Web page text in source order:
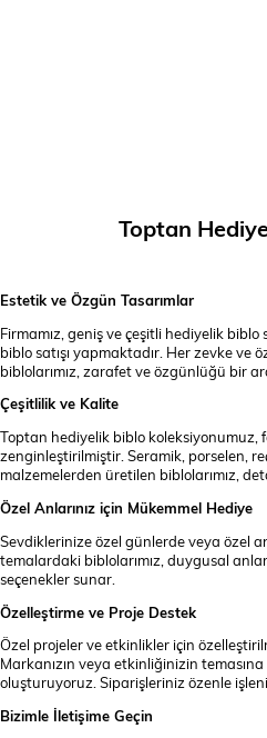
Toptan
Estetik ve Özgün Tasarımlar
Firmamız, geniş ve çeşitli hediyelik
biblo satışı yapmaktadır. Her zevke ve
biblolarımız, zarafet ve özgünlüğü bir
Çeşitlilik ve Kalite
Toptan hediyelik biblo koleksiyonumuz,
zenginleştirilmiştir. Seramik, porselen,
malzemelerden üretilen biblolarımız,
Özel Anlarınız için Mükemmel Hediye
Sevdiklerinize özel günlerde veya özel
temalardaki biblolarımız, duygusal
seçenekler sunar.
Özelleştirme ve Proje Destek
Özel projeler ve etkinlikler için
Markanızın veya etkinliğinizin
oluşturuyoruz. Siparişleriniz özenle
Bizimle İletişime Geçin